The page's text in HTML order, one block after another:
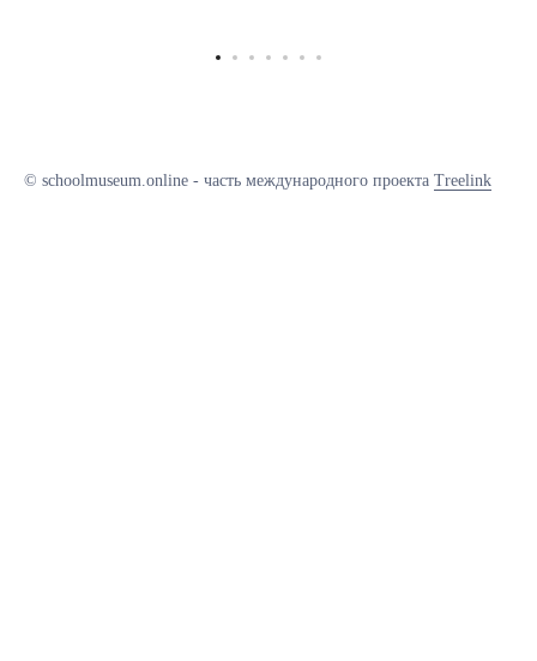
© schoolmuseum.online - часть международного проекта Treelink